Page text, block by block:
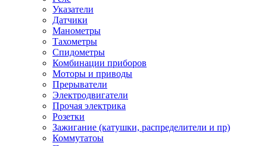
Указатели
Датчики
Манометры
Тахометры
Спидометры
Комбинации приборов
Моторы и приводы
Прерыватели
Электродвигатели
Прочая электрика
Розетки
Зажигание (катушки, распределители и пр)
Коммутатоы